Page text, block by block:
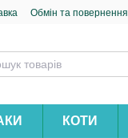
Обмін та повернення
КОТИ